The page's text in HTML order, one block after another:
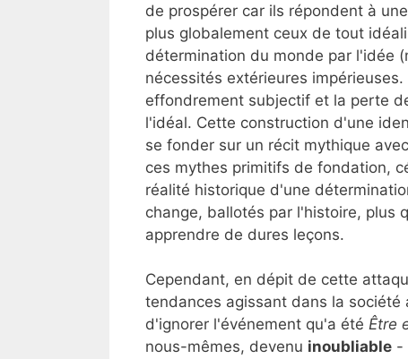
de prospérer car ils répondent à
plus globalement ceux de tout
détermination du monde par l'idée
nécessités extérieures
effondrement subjectif et la perte
l'idéal. Cette construction d'une
se fonder sur un récit mythique
ces mythes primitifs de fondation,
réalité historique d'une
change, ballotés par l'histoire, plus
apprendre de dures leçons.
Cependant, en dépit de cette
tendances agissant dans la
d'ignorer l'événement qu'a été Être
nous-mêmes, devenu inoubliable -